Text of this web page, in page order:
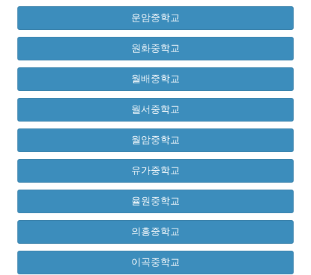
운암중학교
원화중학교
월배중학교
월서중학교
월암중학교
유가중학교
율원중학교
의흥중학교
이곡중학교